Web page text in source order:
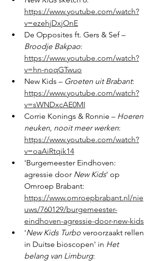
https://www.youtube.com/watch?
v=ezehjDxjOnE
De Opposites ft. Gers & Sef –
Broodje Bakpao:
https://www.youtube.com/watch?
v=hn-noqGTwuo
New Kids – Groeten uit Brabant:
https://www.youtube.com/watch?
v=sWNDxcAE0MI
Corrie Konings & Ronnie – Hoeren
neuken, nooit meer werken:
https://www.youtube.com/watch?
v=oaAiRtqik14
'Burgemeester Eindhoven:
agressie door New Kids' op
Omroep Brabant:
https://www.omroepbrabant.nl/nie
uws/760129/burgemeester-
eindhoven-agressie-door-new-kids
'New Kids Turbo veroorzaakt rellen
in Duitse bioscopen' in Het
belang van Limburg: